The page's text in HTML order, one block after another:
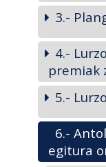
3.-
4.-
premiak
5.-
6.-
egitura